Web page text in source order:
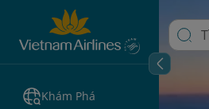
Khám Phá